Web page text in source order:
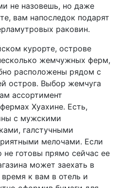
не назовешь, но даже
вам напоследок подарят
раковин.
курорте, острове
жемчужных ферм,
расположены рядом с
остров. Выбор жемчуга
ассортимент
Хуахине. Есть,
с мужскими
галстучными
мелочами. Если
не готовы прямо сейчас ее
может заехать в
к вам в отель и